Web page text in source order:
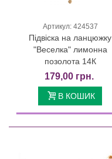
Артикул: 424537
Підвіска на ланцюжку
"Веселка" лимонна
позолота 14К
179,00 грн.
В КОШИК